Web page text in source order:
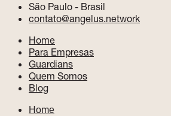
São Paulo - Brasil
contato@angelus.network
Home
Para Empresas
Guardians
Quem Somos
Blog
Home